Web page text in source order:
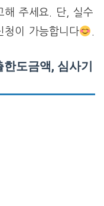
해 주세요. 단, 실수
청이 가능합니다
도금액, 심사기